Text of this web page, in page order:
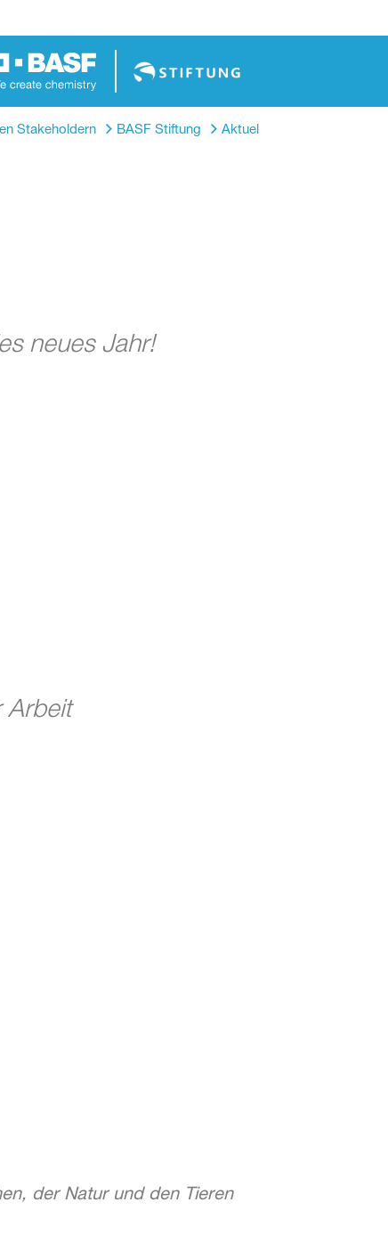
Stakeholdern BASF Stiftung Aktuelles
neues Jahr!
Arbeit
der Natur und den Tieren